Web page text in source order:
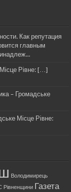
Как репутация
главным
Рівне: […]
– Громадське
Місце Рівне:
Володимирець
Рівненщини Газета